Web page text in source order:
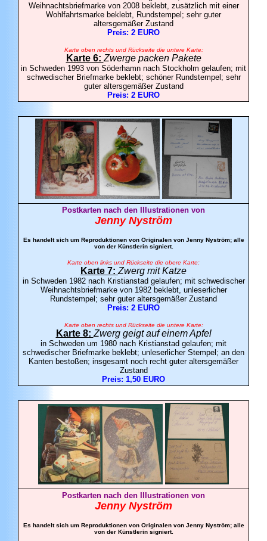
Weihnachtsbriefmarke von 2008 beklebt, zusätzlich mit einer
Wohlfahrtsmarke beklebt, Rundstempel; sehr guter
altersgemäßer Zustand
Preis: 2 EURO
Karte oben rechts und Rückseite die untere Karte:
Karte 6: Zwerge packen Pakete
in Schweden 1993 von Söderhamn nach Stockholm gelaufen; mit
schwedischer Briefmarke beklebt; schöner Rundstempel; sehr
guter altersgemäßer Zustand
Preis: 2 EURO
Postkarten nach den Illustrationen von
Jenny Nyström
Es handelt sich um Reproduktionen von Originalen von Jenny Nyström; alle
von der Künstlerin signiert.
Karte oben links und Rückseite die obere Karte:
Karte 7: Zwerg mit Katze
in Schweden 1982 nach Kristianstad gelaufen; mit schwedischer
Weihnachtsbriefmarke von 1982 beklebt, unleserlicher
Rundstempel; sehr guter altersgemäßer Zustand
Preis: 2 EURO
Karte oben rechts und Rückseite die untere Karte:
Karte 8: Zwerg geigt auf einem Apfel
in Schweden um 1980 nach Kristianstad gelaufen; mit
schwedischer Briefmarke beklebt; unleserlicher Stempel; an den
Kanten bestoßen; insgesamt noch recht guter altersgemäßer
Zustand
Preis: 1,50 EURO
Postkarten nach den Illustrationen von
Jenny Nyström
Es handelt sich um Reproduktionen von Originalen von Jenny Nyström; alle
von der Künstlerin signiert.